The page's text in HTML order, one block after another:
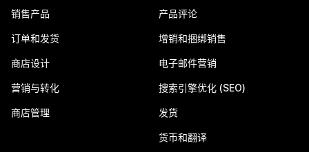
销售产品
订单和发货
商店设计
营销与转化
商店管理
产品评论
增销和捆绑销售
电子邮件营销
搜索引擎优化 (SEO)
发货
货币和翻译